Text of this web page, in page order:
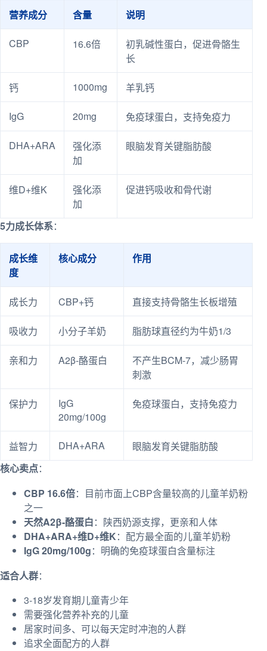
营养成分 含量 说明
CBP 16.6倍
初乳碱性蛋白，促进骨骼生
长
钙 1000mg 羊乳钙
IgG 20mg 免疫球蛋白，支持免疫力
DHA+ARA
强化添
加
眼脑发育关键脂肪酸
维D+维K
强化添
加
促进钙吸收和骨代谢
5力成长体系：
成长维
度
核心成分 作用
成长力 CBP+钙 直接支持骨骼生长板增殖
吸收力 小分子羊奶 脂肪球直径约为牛奶1/3
亲和力 A2β-酪蛋白
不产生BCM-7，减少肠胃
刺激
保护力
IgG
20mg/100g
免疫球蛋白，支持免疫力
益智力 DHA+ARA
眼脑发育关键脂肪酸
核心卖点：
CBP 16.6倍：目前市面上CBP含量较高的儿童羊奶粉
之一
天然A2β-酪蛋白：陕西奶源支撑，更亲和人体
DHA+ARA+维D+维K：配方最全面的儿童羊奶粉
IgG 20mg/100g：明确的免疫球蛋白含量标注
适合人群：
3-18岁发育期儿童青少年
需要强化营养补充的儿童
居家时间多、可以每天定时冲泡的人群
追求全面配方的人群